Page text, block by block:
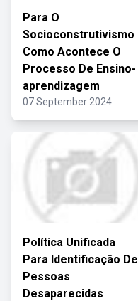
Para O
Socioconstrutivismo
Como Acontece O
Processo De Ensino-
aprendizagem
07 September 2024
Política Unificada
Para Identificação De
Pessoas
Desaparecidas